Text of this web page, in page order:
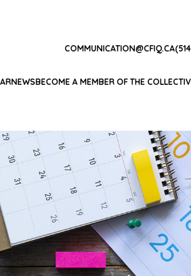
COMMUNICATION@CFIQ.CA
NEWSBECOME A MEMBER OF THE